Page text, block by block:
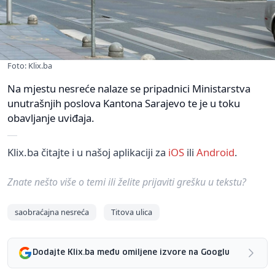
Foto: Klix.ba
Na mjestu nesreće nalaze se pripadnici Ministarstva
unutrašnjih poslova Kantona Sarajevo te je u toku
obavljanje uviđaja.
Klix.ba čitajte i u našoj aplikaciji za iOS ili Android.
Znate nešto više o temi ili želite prijaviti grešku u tekstu?
saobraćajna nesreća Titova ulica
Dodajte Klix.ba među omiljene izvore na Googlu